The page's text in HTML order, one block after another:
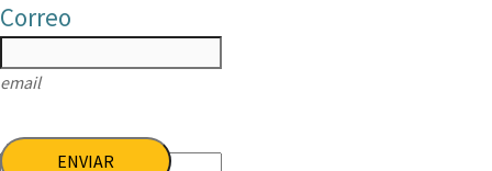
Correo
email
ENVIAR